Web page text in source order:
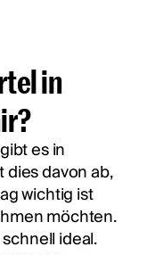
in
es in
davon ab,
wichtig ist
möchten.
ideal.